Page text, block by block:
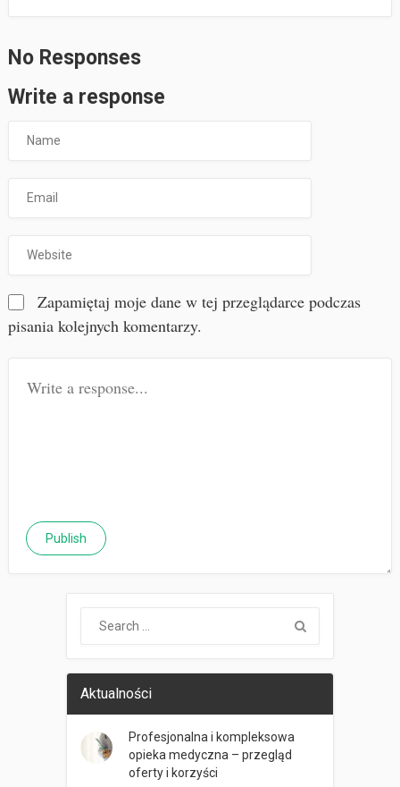
No Responses
Write a response
Zapamiętaj moje dane w tej przeglądarce podczas
pisania kolejnych komentarzy.
Aktualności
Profesjonalna i kompleksowa
opieka medyczna – przegląd
oferty i korzyści